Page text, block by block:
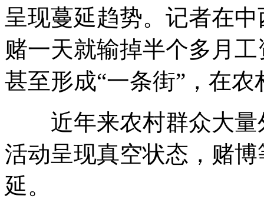
呈现蔓延趋势。记者在
赌一天就输掉半个多月
甚至形成“一条街”，在
近年来农村群众大量
活动呈现真空状态，赌
延。